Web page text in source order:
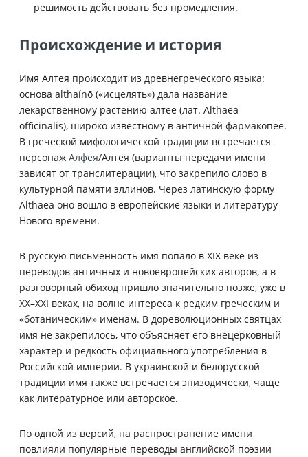
решимость действовать без промедления.
Происхождение и история
Имя Алтея происходит из древнегреческого языка:
основа althaínō («исцелять») дала название
лекарственному растению алтее (лат. Althaea
officinalis), широко известному в античной фармакопее.
В греческой мифологической традиции встречается
персонаж Алфея/Алтея (варианты передачи имени
зависят от транслитерации), что закрепило слово в
культурной памяти эллинов. Через латинскую форму
Althaea оно вошло в европейские языки и литературу
Нового времени.
В русскую письменность имя попало в XIX веке из
переводов античных и новоевропейских авторов, а в
разговорный обиход пришло значительно позже, уже в
XX–XXI веках, на волне интереса к редким греческим и
«ботаническим» именам. В дореволюционных святцах
имя не закрепилось, что объясняет его внецерковный
характер и редкость официального употребления в
Российской империи. В украинской и белорусской
традиции имя также встречается эпизодически, чаще
как литературное или авторское.
По одной из версий, на распространение имени
повлияли популярные переводы английской поэзии